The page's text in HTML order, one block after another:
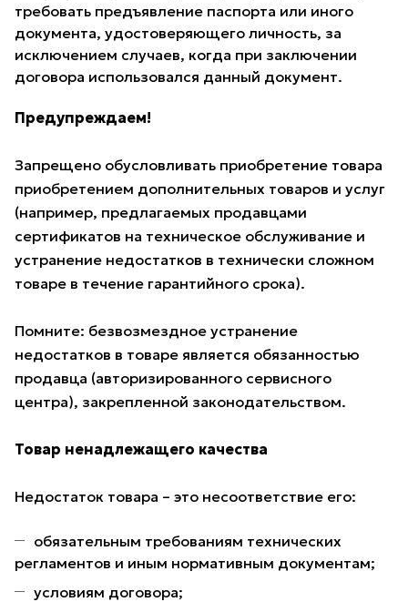
требовать предъявление паспорта или иного
документа, удостоверяющего личность, за
исключением случаев, когда при заключении
договора использовался данный документ.
Предупреждаем!
Запрещено обусловливать приобретение товара
приобретением дополнительных товаров и услуг
(например, предлагаемых продавцами
сертификатов на техническое обслуживание и
устранение недостатков в технически сложном
товаре в течение гарантийного срока).
Помните: безвозмездное устранение
недостатков в товаре является обязанностью
продавца (авторизированного сервисного
центра), закрепленной законодательством.
Товар ненадлежащего качества
Недостаток товара – это несоответствие его:
обязательным требованиям технических
регламентов и иным нормативным документам;
условиям договора;